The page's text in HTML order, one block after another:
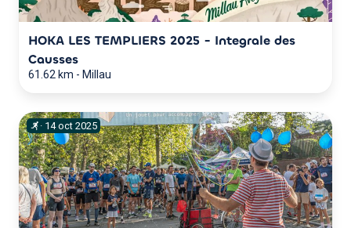
HOKA LES TEMPLIERS 2025 - Integrale des
Causses
61.62 km - Millau
· 14 oct 2025